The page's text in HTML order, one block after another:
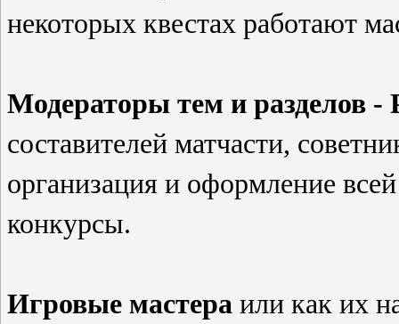
некоторых квестах работают
Модераторы тем и разделов -
составителей матчасти,
организация и оформление
конкурсы.
Игровые мастера или как их